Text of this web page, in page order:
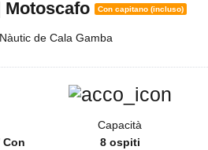
Motoscafo Con capitano (incluso)
de Cala Gamba
Con
Capacità
8 ospiti